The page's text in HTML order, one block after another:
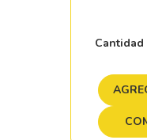
Cantidad